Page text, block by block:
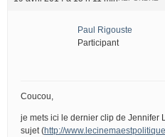
Paul Rigouste
Participant
Coucou,
je mets ici le dernier clip de Jennifer
sujet (http://